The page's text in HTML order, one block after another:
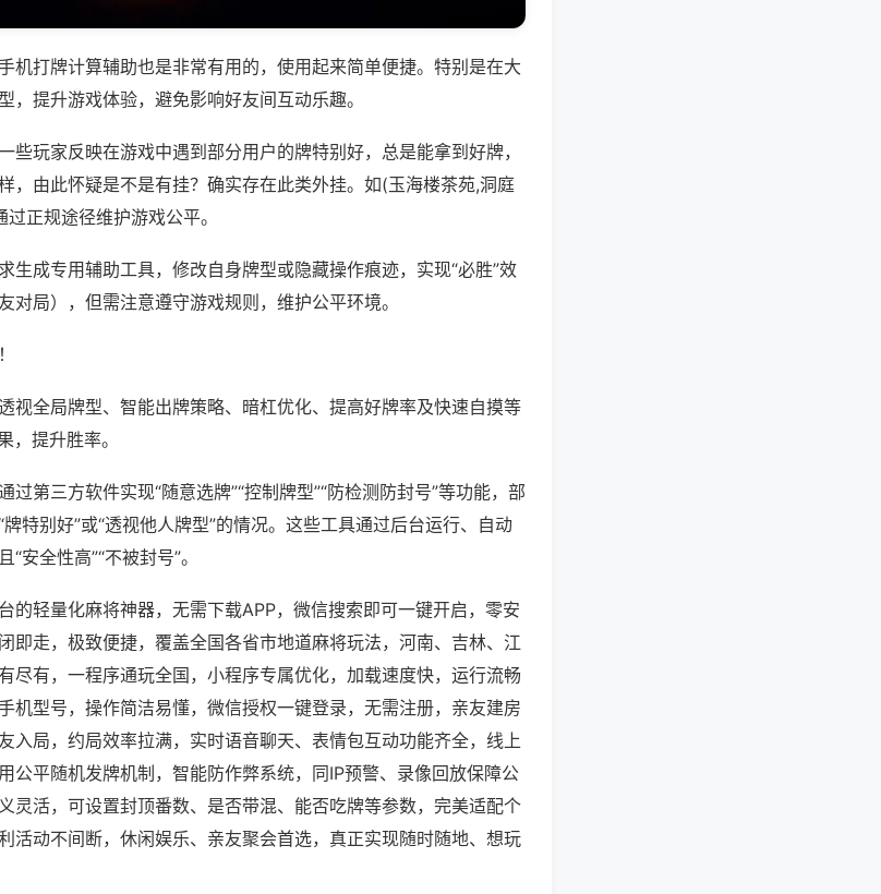
机打牌计算辅助也是非常有用的，使用起来简单便捷。特别是在大
，提升游戏体验，避免影响好友间互动乐趣。
些玩家反映在游戏中遇到部分用户的牌特别好，总是能拿到好牌，
，由此怀疑是不是有挂？确实存在此类外挂。如(玉海楼茶苑,洞庭
正规途径维护游戏公平。
生成专用辅助工具，修改自身牌型或隐藏操作痕迹，实现“必胜”效
对局），但需注意遵守游戏规则，维护公平环境。
视全局牌型、智能出牌策略、暗杠优化、提高好牌率及快速自摸等
，提升胜率。
第三方软件实现“随意选牌”“控制牌型”“防检测防封号”等功能，部
特别好”或“透视他人牌型”的情况。这些工具通过后台运行、自动
安全性高”“不被封号”。
的轻量化麻将神器，无需下载APP，微信搜索即可一键开启，零安
即走，极致便捷，覆盖全国各省市地道麻将玩法，河南、吉林、江
尽有，一程序通玩全国，小程序专属优化，加载速度快，运行流畅
机型号，操作简洁易懂，微信授权一键登录，无需注册，亲友建房
入局，约局效率拉满，实时语音聊天、表情包互动功能齐全，线上
公平随机发牌机制，智能防作弊系统，同IP预警、录像回放保障公
灵活，可设置封顶番数、是否带混、能否吃牌等参数，完美适配个
活动不间断，休闲娱乐、亲友聚会首选，真正实现随时随地、想玩